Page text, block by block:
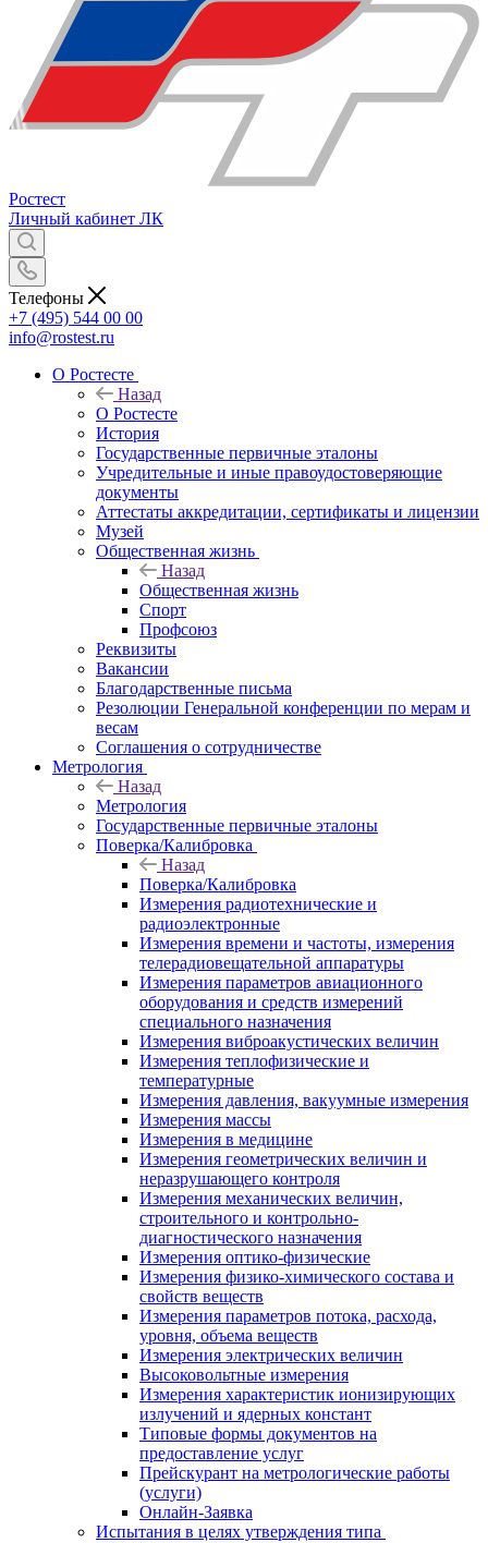
Ростест
Личный кабинет ЛК
Телефоны
+7 (495) 544 00 00
info@rostest.ru
О Ростесте
Назад
О Ростесте
История
Государственные первичные эталоны
Учредительные и иные правоудостоверяющие
документы
Аттестаты аккредитации, сертификаты и лицензии
Музей
Общественная жизнь
Назад
Общественная жизнь
Спорт
Профсоюз
Реквизиты
Вакансии
Благодарственные письма
Резолюции Генеральной конференции по мерам и
весам
Соглашения о сотрудничестве
Метрология
Назад
Метрология
Государственные первичные эталоны
Поверка/Калибровка
Назад
Поверка/Калибровка
Измерения радиотехнические и
радиоэлектронные
Измерения времени и частоты, измерения
телерадиовещательной аппаратуры
Измерения параметров авиационного
оборудования и средств измерений
специального назначения
Измерения виброакустических величин
Измерения теплофизические и
температурные
Измерения давления, вакуумные измерения
Измерения массы
Измерения в медицине
Измерения геометрических величин и
неразрушающего контроля
Измерения механических величин,
строительного и контрольно-
диагностического назначения
Измерения оптико-физические
Измерения физико-химического состава и
свойств веществ
Измерения параметров потока, расхода,
уровня, объема веществ
Измерения электрических величин
Высоковольтные измерения
Измерения характеристик ионизирующих
излучений и ядерных констант
Типовые формы документов на
предоставление услуг
Прейскурант на метрологические работы
(услуги)
Онлайн-Заявка
Испытания в целях утверждения типа